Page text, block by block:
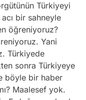
Türkiyeyi
bir sahneyle
öğreniyoruz?
Yani
Türkiyede
sonra Türkiyeye
böyle bir haber
Maalesef yok.